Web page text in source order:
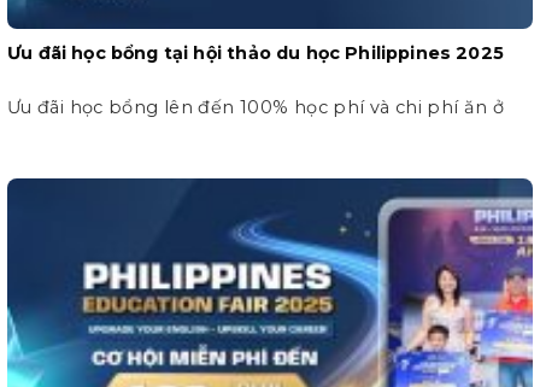
Ưu đãi học bổng tại hội thảo du học Philippines 2025
Ưu đãi học bổng lên đến 100% học phí và chi phí ăn ở